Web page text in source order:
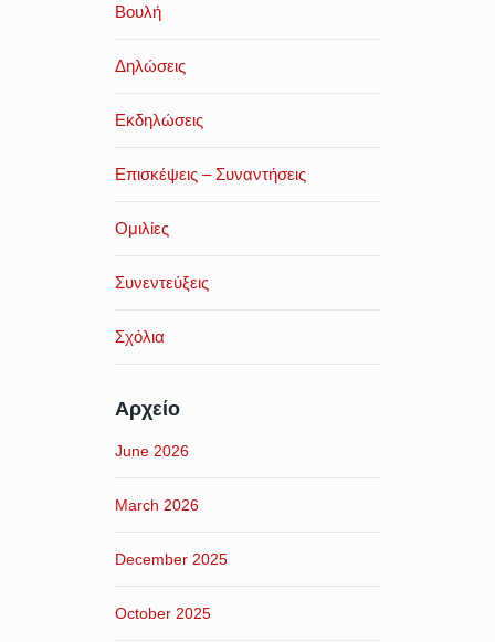
Βουλή
Δηλώσεις
Εκδηλώσεις
Επισκέψεις – Συναντήσεις
Ομιλίες
Συνεντεύξεις
Σχόλια
Αρχείο
June 2026
March 2026
December 2025
October 2025